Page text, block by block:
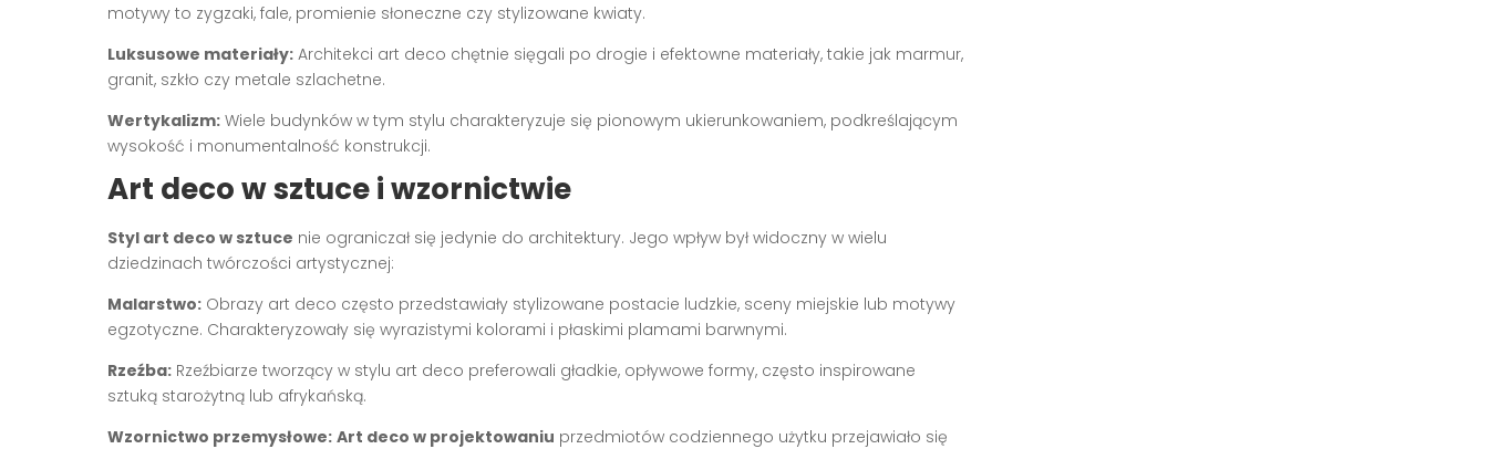
motywy to zygzaki, fale, promienie słoneczne czy stylizowane kwiaty.
Luksusowe materiały: Architekci art deco chętnie sięgali po drogie i efektowne materiały, takie jak marmur,
granit, szkło czy metale szlachetne.
Wertykalizm: Wiele budynków w tym stylu charakteryzuje się pionowym ukierunkowaniem, podkreślającym
wysokość i monumentalność konstrukcji.
Art deco w sztuce i wzornictwie
Styl art deco w sztuce nie ograniczał się jedynie do architektury. Jego wpływ był widoczny w wielu
dziedzinach twórczości artystycznej:
Malarstwo: Obrazy art deco często przedstawiały stylizowane postacie ludzkie, sceny miejskie lub motywy
egzotyczne. Charakteryzowały się wyrazistymi kolorami i płaskimi plamami barwnymi.
Rzeźba: Rzeźbiarze tworzący w stylu art deco preferowali gładkie, opływowe formy, często inspirowane
sztuką starożytną lub afrykańską.
Wzornictwo przemysłowe: Art deco w projektowaniu przedmiotów codziennego użytku przejawiało się